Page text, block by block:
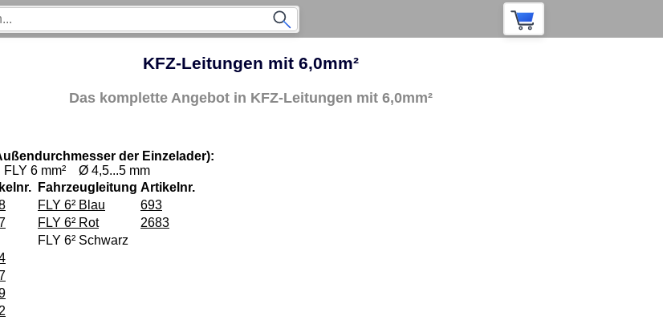
KFZ-Leitungen mit 6,0mm²
Das komplette Angebot in KFZ-Leitungen mit 6,0mm²
der Einzelader):
FLY 6 mm² Ø 4,5...5 mm
Fahrzeugleitung Artikelnr.
FLY 6² Blau
693
FLY 6² Rot
2683
FLY 6² Schwarz